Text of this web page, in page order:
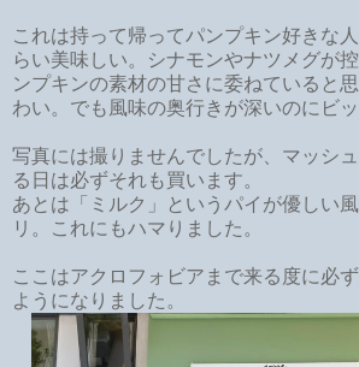
これは持って帰ってパンプキン好きな
らい美味しい。シナモンやナツメグが
ンプキンの素材の甘さに委ねていると
わい。でも風味の奥行きが深いのにビッ
写真には撮りませんでしたが、マッシ
る日は必ずそれも買います。
あとは「ミルク」というパイが優しい
リ。これにもハマりました。
ここはアクロフォビアまで来る度に必
ようになりました。